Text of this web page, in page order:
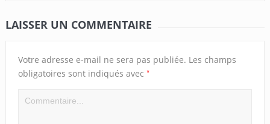
LAISSER UN COMMENTAIRE
Votre adresse e-mail ne sera pas publiée. Les champs
obligatoires sont indiqués avec *